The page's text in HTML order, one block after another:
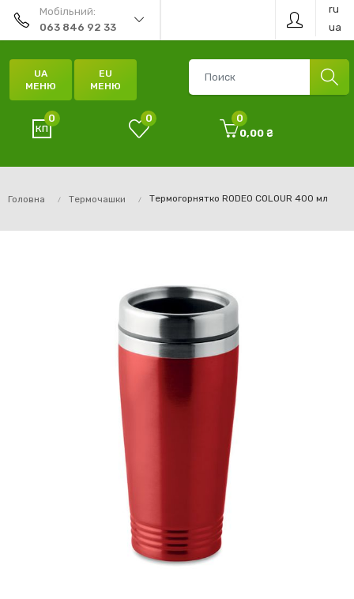
Мобільний:
063 846 92 33
ru
ua
UA
МЕНЮ
EU
МЕНЮ
0 0
0
0,00 ₴
Головна Термочашки Термогорнятко RODEO COLOUR 400 мл